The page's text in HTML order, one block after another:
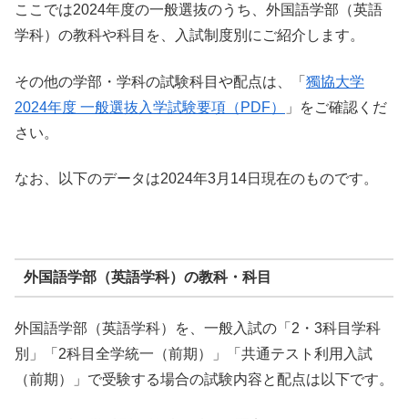
ここでは2024年度の一般選抜のうち、外国語学部（英語
学科）の教科や科目を、入試制度別にご紹介します。
その他の学部・学科の試験科目や配点は、「 獨協大学
2024年度 一般選抜入学試験要項（PDF）
」をご確認くだ
さい。
なお、以下のデータは2024年3月14日現在のものです。
外国語学部（英語学科）の教科・科目
外国語学部（英語学科）を、一般入試の「2・3科目学科
別」「2科目全学統一（前期）」「共通テスト利用入試
（前期）」で受験する場合の試験内容と配点は以下です。